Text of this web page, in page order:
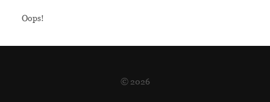
Oops!
© 2026